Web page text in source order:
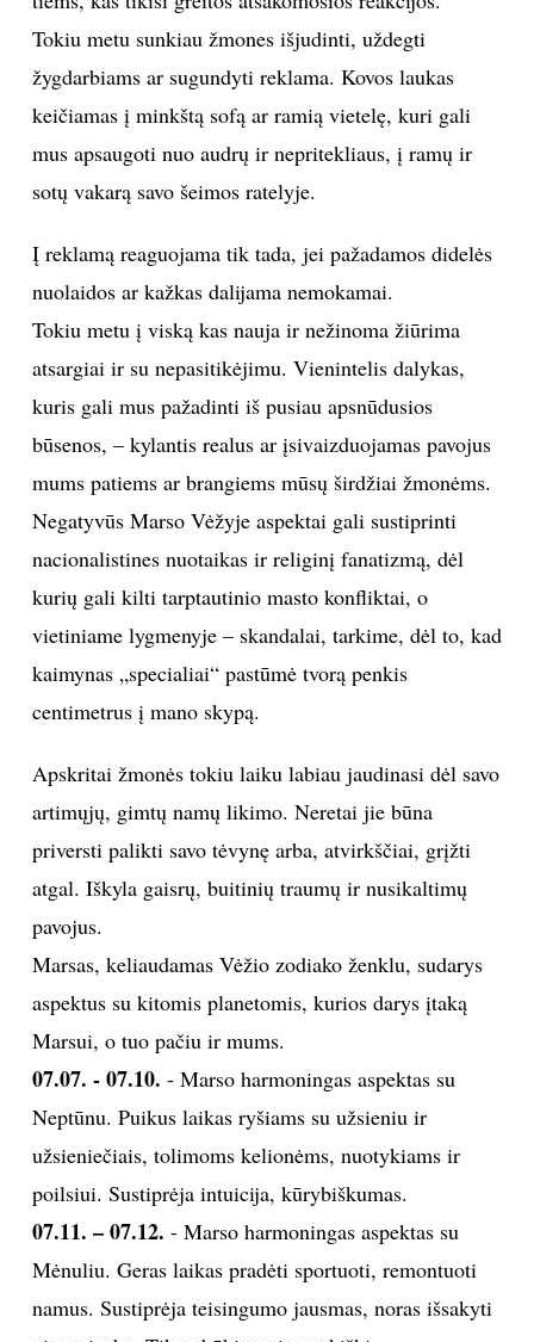
PRENUMERUOK
NAUJIENLAIŠKĮ
Prenumeruodami portalą,
Jūs sutinkate su
Tokiu metu sunkiau žmones išjudinti, uždegti
žygdarbiams ar sugundyti reklama. Kovos laukas
keičiamas į minkštą sofą ar ramią vietelę, kuri gali
mus apsaugoti nuo audrų ir nepritekliaus, į ramų ir
sotų vakarą savo šeimos ratelyje.
Į reklamą reaguojama tik tada, jei pažadamos didelės
nuolaidos ar kažkas dalijama nemokamai.
Tokiu metu į viską kas nauja ir nežinoma žiūrima
atsargiai ir su nepasitikėjimu. Vienintelis dalykas,
kuris gali mus pažadinti iš pusiau apsnūdusios
būsenos, – kylantis realus ar įsivaizduojamas pavojus
mums patiems ar brangiems mūsų širdžiai žmonėms.
Negatyvūs Marso Vėžyje aspektai gali sustiprinti
nacionalistines nuotaikas ir religinį fanatizmą, dėl
kurių gali kilti tarptautinio masto konfliktai, o
vietiniame lygmenyje – skandalai, tarkime, dėl to, kad
kaimynas „specialiai“ pastūmė tvorą penkis
centimetrus į mano skypą.
Apskritai žmonės tokiu laiku labiau jaudinasi dėl savo
artimųjų, gimtų namų likimo. Neretai jie būna
priversti palikti savo tėvynę arba, atvirkščiai, grįžti
atgal. Iškyla gaisrų, buitinių traumų ir nusikaltimų
pavojus.
Marsas, keliaudamas Vėžio zodiako ženklu, sudarys
aspektus su kitomis planetomis, kurios darys įtaką
Marsui, o tuo pačiu ir mums.
07.07. - 07.10. - Marso harmoningas aspektas su
Neptūnu. Puikus laikas ryšiams su užsieniu ir
užsieniečiais, tolimoms kelionėms, nuotykiams ir
poilsiui. Sustiprėja intuicija, kūrybiškumas.
07.11. – 07.12. - Marso harmoningas aspektas su
Mėnuliu. Geras laikas pradėti sportuoti, remontuoti
namus. Sustiprėja teisingumo jausmas, noras išsakyti